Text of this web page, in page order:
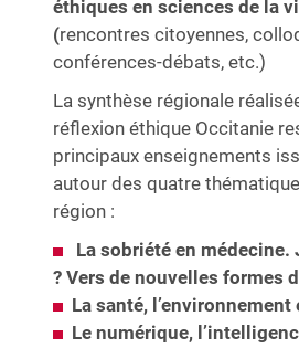
éthiques en sciences de la
(rencontres citoyennes,
conférences-débats, etc.)
La synthèse régionale
réflexion éthique Occitanie
principaux enseignements
autour des quatre
région :
La sobriété en médecine.
? Vers de nouvelles formes
La santé,
Le numérique,